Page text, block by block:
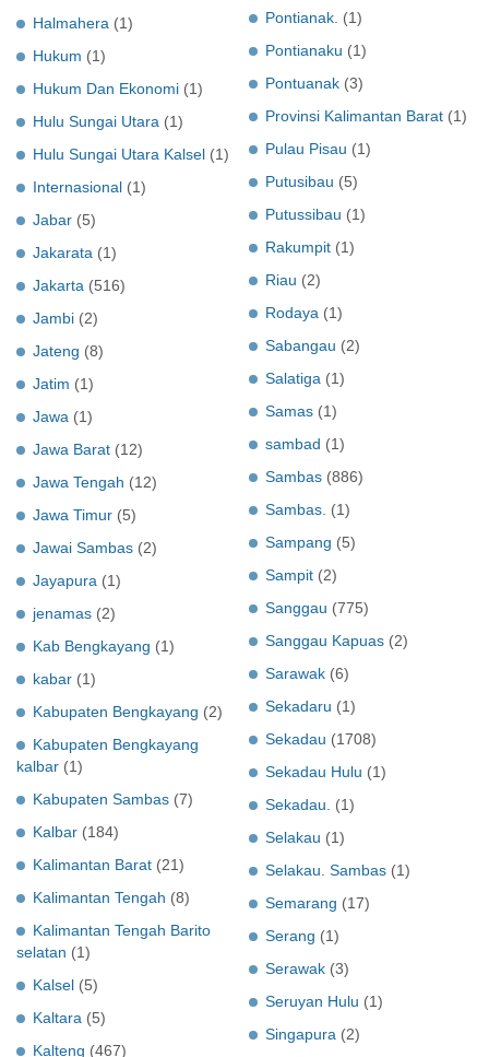
Halmahera (1)
Hukum (1)
Hukum Dan Ekonomi (1)
Hulu Sungai Utara (1)
Hulu Sungai Utara Kalsel (1)
Internasional (1)
Jabar (5)
Jakarata (1)
Jakarta (516)
Jambi (2)
Jateng (8)
Jatim (1)
Jawa (1)
Jawa Barat (12)
Jawa Tengah (12)
Jawa Timur (5)
Jawai Sambas (2)
Jayapura (1)
jenamas (2)
Kab Bengkayang (1)
kabar (1)
Kabupaten Bengkayang (2)
Kabupaten Bengkayang
kalbar (1)
Kabupaten Sambas (7)
Kalbar (184)
Kalimantan Barat (21)
Kalimantan Tengah (8)
Kalimantan Tengah Barito
selatan (1)
Kalsel (5)
Kaltara (5)
Kalteng (467)
Pontianak. (1)
Pontianaku (1)
Pontuanak (3)
Provinsi Kalimantan Barat (1)
Pulau Pisau (1)
Putusibau (5)
Putussibau (1)
Rakumpit (1)
Riau (2)
Rodaya (1)
Sabangau (2)
Salatiga (1)
Samas (1)
sambad (1)
Sambas (886)
Sambas. (1)
Sampang (5)
Sampit (2)
Sanggau (775)
Sanggau Kapuas (2)
Sarawak (6)
Sekadaru (1)
Sekadau (1708)
Sekadau Hulu (1)
Sekadau.
(1)
Selakau (1)
Selakau. Sambas (1)
Semarang (17)
Serang (1)
Serawak (3)
Seruyan Hulu (1)
Singapura (2)